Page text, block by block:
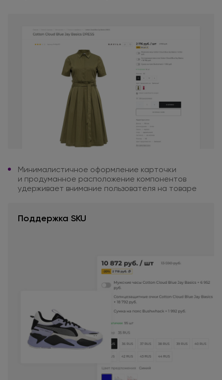
Минималистичное оформление карточки
и продуманное расположение компонентов
удерживает внимание пользователя на товаре
Поддержка SKU